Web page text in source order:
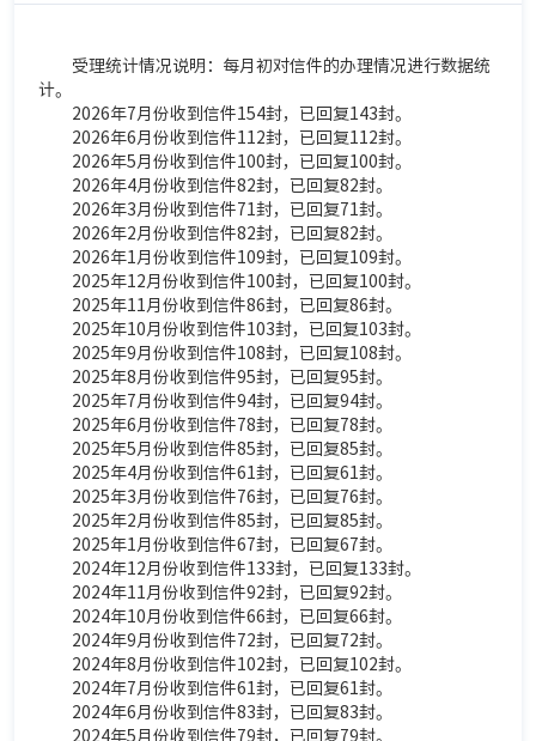
受理统计情况说明：每月初对信件的办理情况进行数据统
计。
2026年7月份收到信件154封，已回复143封。
2026年6月份收到信件112封，已回复112封。
2026年5月份收到信件100封，已回复100封。
2026年4月份收到信件82封，已回复82封。
2026年3月份收到信件71封，已回复71封。
2026年2月份收到信件82封，已回复82封。
2026年1月份收到信件109封，已回复109封。
2025年12月份收到信件100封，已回复100封。
2025年11月份收到信件86封，已回复86封。
2025年10月份收到信件103封，已回复103封。
2025年9月份收到信件108封，已回复108封。
2025年8月份收到信件95封，已回复95封。
2025年7月份收到信件94封，已回复94封。
2025年6月份收到信件78封，已回复78封。
2025年5月份收到信件85封，已回复85封。
2025年4月份收到信件61封，已回复61封。
2025年3月份收到信件76封，已回复76封。
2025年2月份收到信件85封，已回复85封。
2025年1月份收到信件67封，已回复67封。
2024年12月份收到信件133封，已回复133封。
2024年11月份收到信件92封，已回复92封。
2024年10月份收到信件66封，已回复66封。
2024年9月份收到信件72封，已回复72封。
2024年8月份收到信件102封，已回复102封。
2024年7月份收到信件61封，已回复61封。
2024年6月份收到信件83封，已回复83封。
2024年5月份收到信件79封，已回复79封。